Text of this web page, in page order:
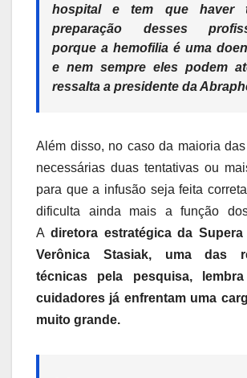
hospital e tem que haver
preparação desses
porque a hemofilia é uma
e nem sempre eles podem
ressalta a presidente da
Além disso, no caso da maioria
necessárias duas tentativas ou
para que a infusão seja feita
dificulta ainda mais a função
Adiretora estratégica da Supera
Verônica Stasiak, uma das
técnicas pela pesquisa,
cuidadores já enfrentam uma
muito grande.